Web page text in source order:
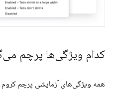
کدام ویژگی‌ها پرچم
همه ویژگی‌های آزمایشی پرچم